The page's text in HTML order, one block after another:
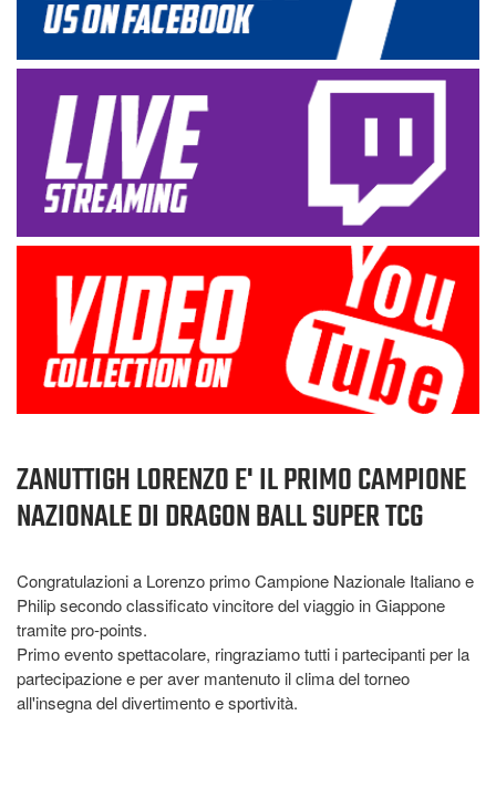
ZANUTTIGH LORENZO E' IL PRIMO CAMPIONE
NAZIONALE DI DRAGON BALL SUPER TCG
Congratulazioni a Lorenzo primo Campione Nazionale Italiano e
Philip secondo classificato vincitore del viaggio in Giappone
tramite pro-points.
Primo evento spettacolare, ringraziamo tutti i partecipanti per la
partecipazione e per aver mantenuto il clima del torneo
all'insegna del divertimento e sportività.